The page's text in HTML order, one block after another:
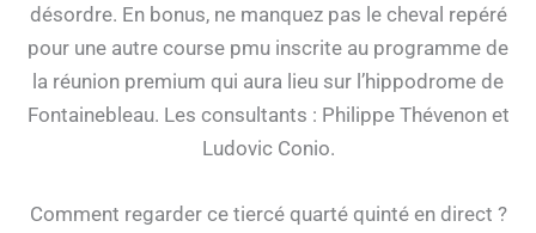
désordre. En bonus, ne manquez pas le cheval repéré
pour une autre course pmu inscrite au programme de
la réunion premium qui aura lieu sur l’hippodrome de
Fontainebleau. Les consultants : Philippe Thévenon et
Ludovic Conio.
Comment regarder ce tiercé quarté quinté en direct ?